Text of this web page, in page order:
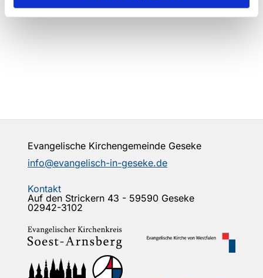
Evangelische Kirchengemeinde Geseke
info@evangelisch-in-geseke.de
Kontakt
Auf den Strickern 43 - 59590 Geseke
02942-3102